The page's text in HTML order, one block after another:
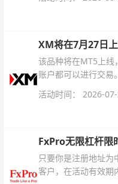
杆配置、支持软件及
XM将在7月27日
该品种将在MT5上线
账户都可以进行交易。
活动时间： 2026-
FxPro无限杠杆限
只要你是注册地址为
客户，在活动有效期